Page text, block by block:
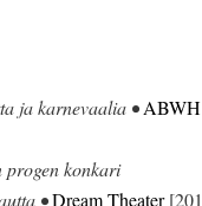
ja karnevaalia •ABWH
progen konkari
•Dream Theater